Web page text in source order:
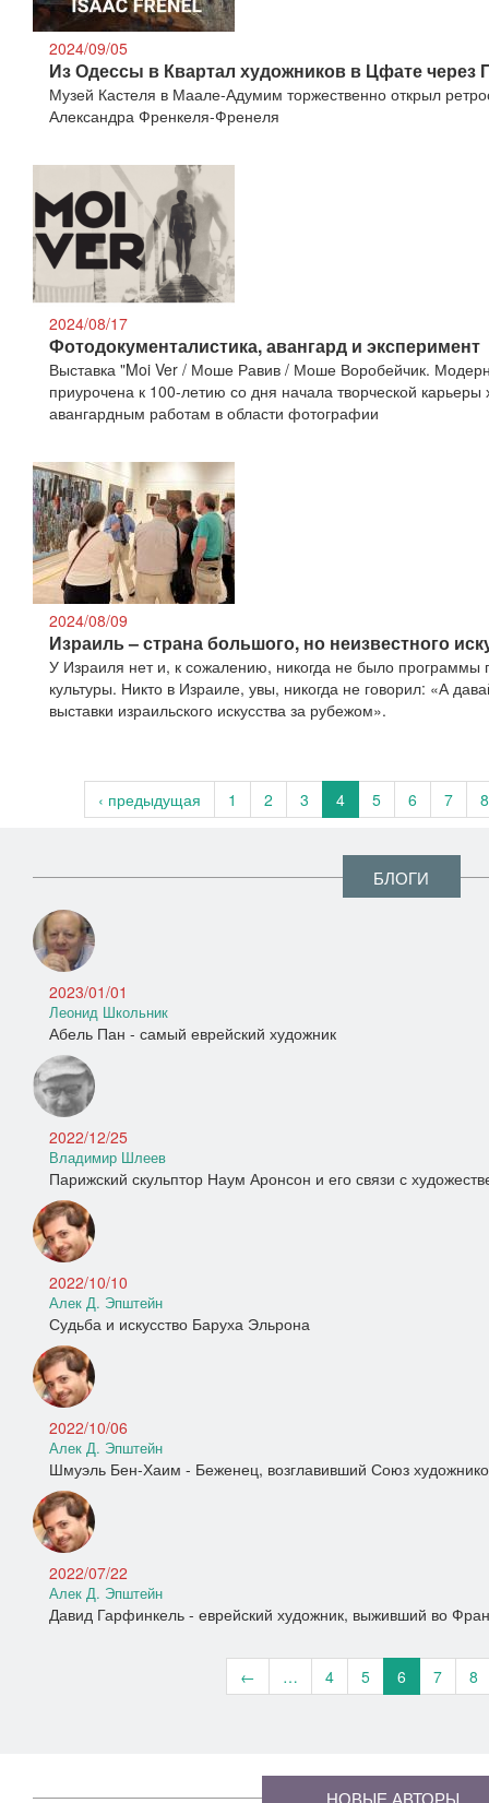
2024/09/05
Из Одессы в Квартал художников в Цфате через
Музей Кастеля в Маале-Адумим торжественно открыл
Александра Френкеля-Френеля
2024/08/17
Фотодокументалистика, авангард и эксперимент
Выставка "Moi Ver / Моше Равив / Моше Воробейчик.
приурочена к 100-летию со дня начала творческой
авангардным работам в области фотографии
2024/08/09
Израиль – страна большого, но неизвестного
У Израиля нет и, к сожалению, никогда не было программы
культуры. Никто в Израиле, увы, никогда не говорил: «А
выставки израильского искусства за рубежом».
‹ предыдущая 1 2 3 4 5 6 7 8
БЛОГИ
2023/01/01
Леонид Школьник
Абель Пан - самый еврейский художник
2022/12/25
Владимир Шлеев
Парижский скульптор Наум Аронсон и его связи с
2022/10/10
Алек Д. Эпштейн
Судьба и искусство Баруха Эльрона
2022/10/06
Алек Д. Эпштейн
Шмуэль Бен-Хаим - Беженец, возглавивший Союз
2022/07/22
Алек Д. Эпштейн
Давид Гарфинкель - еврейский художник, выживший во
← … 4 5 6 7 8
НОВЫЕ АВТОРЫ